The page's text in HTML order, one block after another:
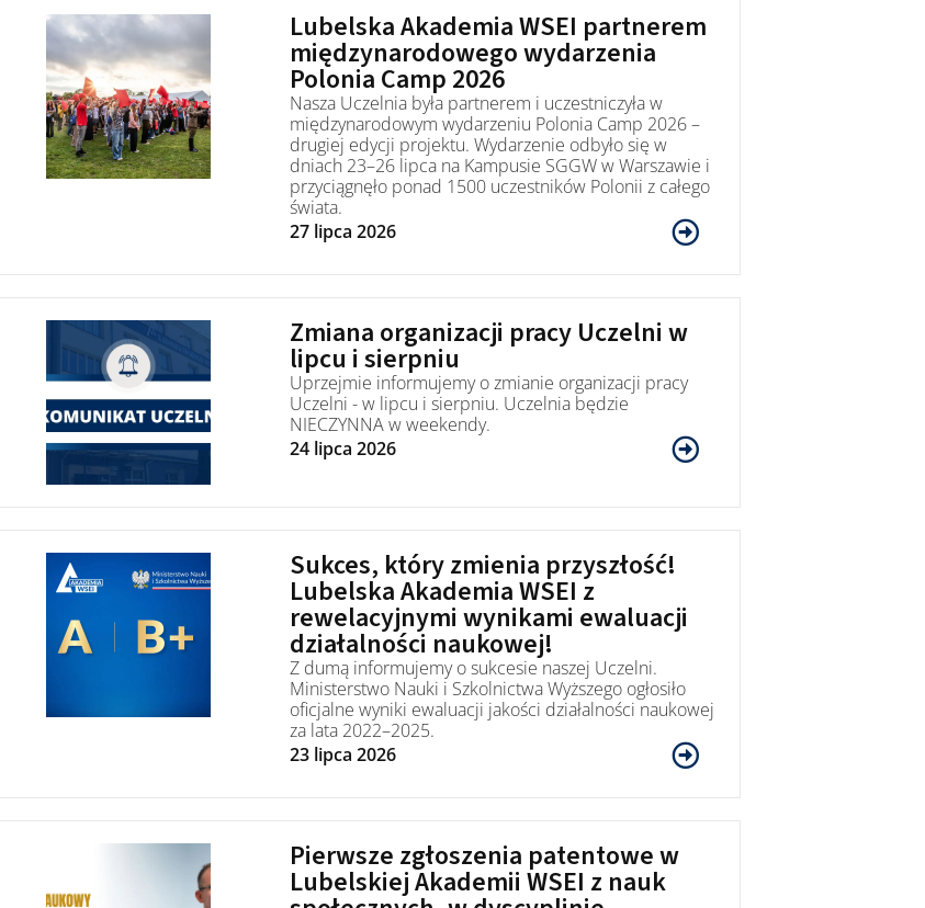
Lubelska Akademia WSEI partnerem
międzynarodowego wydarzenia
Polonia Camp 2026
Nasza Uczelnia była partnerem i uczestniczyła w
międzynarodowym wydarzeniu Polonia Camp 2026 –
drugiej edycji projektu. Wydarzenie odbyło się w
dniach 23–26 lipca na Kampusie SGGW w Warszawie i
przyciągnęło ponad 1500 uczestników Polonii z całego
świata.
27 lipca 2026
Zmiana organizacji pracy Uczelni w
lipcu i sierpniu
Uprzejmie informujemy o zmianie organizacji pracy
Uczelni - w lipcu i sierpniu. Uczelnia będzie
NIECZYNNA w weekendy.
24 lipca 2026
Sukces, który zmienia przyszłość!
Lubelska Akademia WSEI z
rewelacyjnymi wynikami ewaluacji
działalności naukowej!
Z dumą informujemy o sukcesie naszej Uczelni.
Ministerstwo Nauki i Szkolnictwa Wyższego ogłosiło
oficjalne wyniki ewaluacji jakości działalności naukowej
za lata 2022–2025.
23 lipca 2026
Pierwsze zgłoszenia patentowe w
Lubelskiej Akademii WSEI z nauk